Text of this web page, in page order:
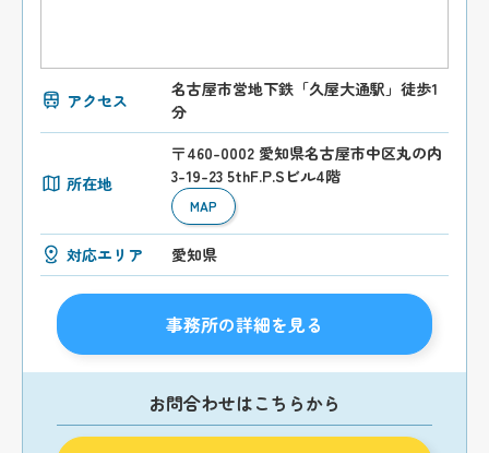
アクセス
名古屋市営地下鉄「久屋大通駅」徒歩1
分
所在地
〒460-0002 愛知県名古屋市中区丸の内
3-19-23 5thF.P.Sビル4階
MAP
対応エリア 愛知県
事務所の詳細を見る
お問合わせはこちらから